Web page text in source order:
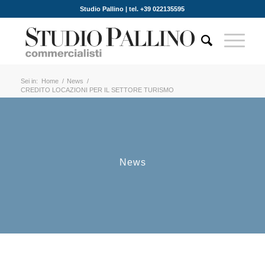
Studio Pallino | tel. +39 022135595
Sei in: Home / News /
CREDITO LOCAZIONI PER IL SETTORE TURISMO
News